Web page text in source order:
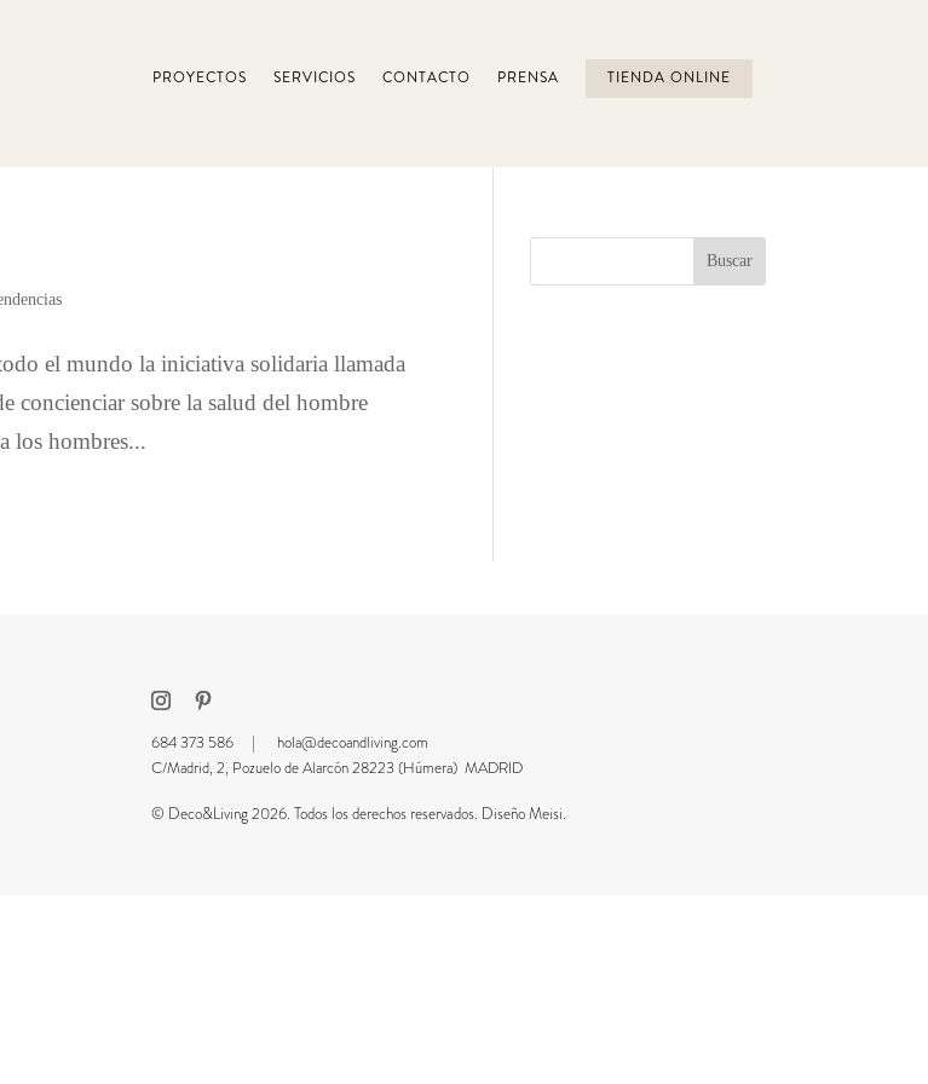
PROYECTOS SERVICIOS CONTACTO PRENSA TIENDA ONLINE
el mundo la iniciativa solidaria llamada
sobre la salud del hombre
los hombres...
684 373 586 | hola@decoandliving.com
C/Madrid, 2, Pozuelo de Alarcón 28223 (Húmera) MADRID
© Deco&Living 2026. Todos los derechos reservados. Diseño Meisi.